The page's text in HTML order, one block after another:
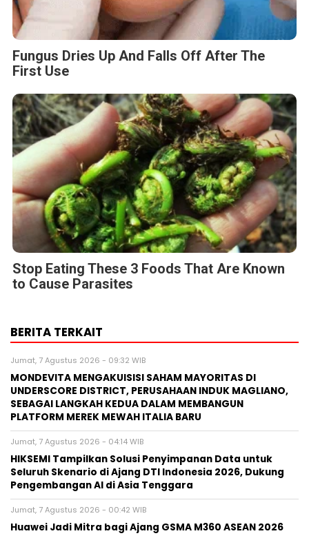
Fungus Dries Up And Falls Off After The
First Use
Stop Eating These 3 Foods That Are Known
to Cause Parasites
BERITA TERKAIT
Jumat, 7 Agustus 2026 - 09:32 WIB
MONDEVITA MENGAKUISISI SAHAM MAYORITAS DI
UNDERSCORE DISTRICT, PERUSAHAAN INDUK MAGLIANO,
SEBAGAI LANGKAH KEDUA DALAM MEMBANGUN
PLATFORM MEREK MEWAH ITALIA BARU
Jumat, 7 Agustus 2026 - 04:14 WIB
HIKSEMI Tampilkan Solusi Penyimpanan Data untuk
Seluruh Skenario di Ajang DTI Indonesia 2026, Dukung
Pengembangan AI di Asia Tenggara
Jumat, 7 Agustus 2026 - 00:42 WIB
Huawei Jadi Mitra bagi Ajang GSMA M360 ASEAN 2026